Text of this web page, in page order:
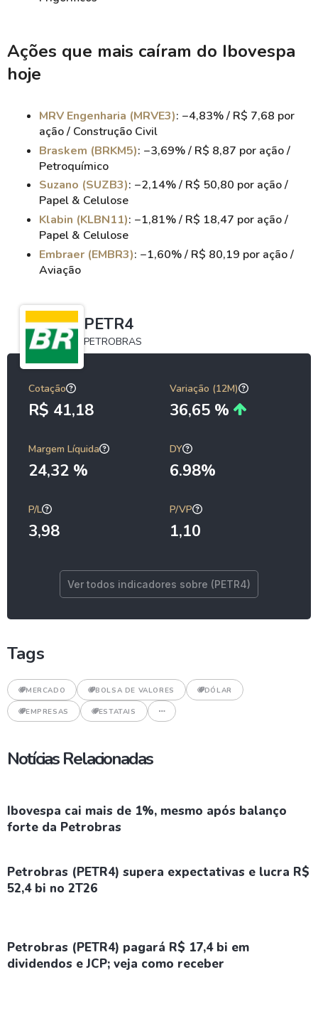
Ações que mais caíram do Ibovespa
hoje
MRV Engenharia (MRVE3): −4,83% / R$ 7,68 por
ação / Construção Civil
Braskem (BRKM5): −3,69% / R$ 8,87 por ação /
Petroquímico
Suzano (SUZB3): −2,14% / R$ 50,80 por ação /
Papel & Celulose
Klabin (KLBN11): −1,81% / R$ 18,47 por ação /
Papel & Celulose
Embraer (EMBR3): −1,60% / R$ 80,19 por ação /
Aviação
PETR4
PETROBRAS
Cotação
R$ 41,18
Variação (12M)
36,65 %
Margem Líquida
24,32 %
DY
6.98%
P/L
3,98
P/VP
1,10
Ver todos indicadores sobre (PETR4)
Tags
MERCADO BOLSA DE VALORES DÓLAR
EMPRESAS ESTATAIS
Notícias Relacionadas
Ibovespa cai mais de 1%, mesmo após balanço
forte da Petrobras
Petrobras (PETR4) supera expectativas e lucra R$
52,4 bi no 2T26
Petrobras (PETR4) pagará R$ 17,4 bi em
dividendos e JCP; veja como receber